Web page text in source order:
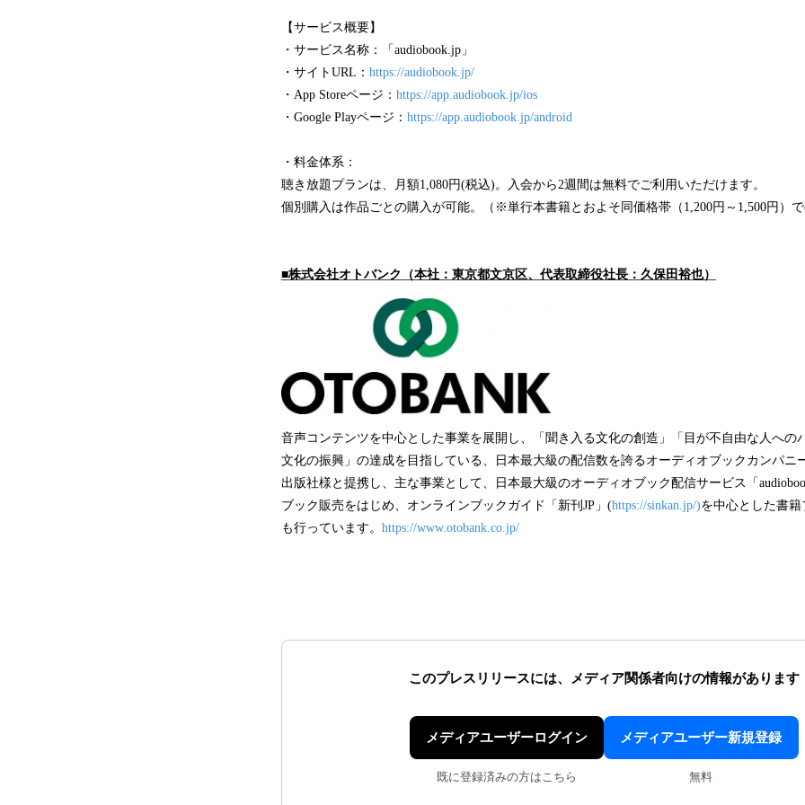
【サービス概要】
・サービス名称：「audiobook.jp」
・サイトURL： https://audiobook.jp/
・App Storeページ： https://app.audiobook.jp/ios
・Google Playページ： https://app.audiobook.jp/android
・料金体系：
聴き放題プランは、月額1,080円(税込)。入会から2週間は無料でご利用いただけます。
個別購入は作品ごとの購入が可能。（※単行本書籍とおよそ同価格帯（1,200円～1,500円）で
■株式会社オトバンク（本社：東京都文京区、代表取締役社長：久保田裕也）
音声コンテンツを中心とした事業を展開し、「聞き入る文化の創造」「目が不自由な人への
文化の振興」の達成を目指している、日本最大級の配信数を誇るオーディオブックカンパニ
出版社様と提携し、主な事業として、日本最大級のオーディオブック配信サービス「
ブック販売をはじめ、オンラインブックガイド「新刊JP」(https://sinkan.jp/)を中心とした書
も行っています。 https://www.otobank.co.jp/
このプレスリリースには、 メディア関係者向けの情報があります
メディアユーザーログイン
既に登録済みの方はこちら
メディアユーザー新規登録
無料